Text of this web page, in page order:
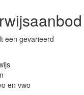
een gevarieerd
en vwo